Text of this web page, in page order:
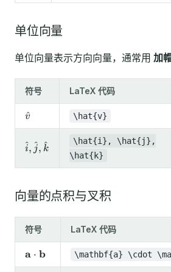
单位向量
单位向量表示方向向量，通常用 加
符号 LaTeX 代码
\hat{v}
v
^ \hat{v}
\hat{i},
\hat{k}
i
^, j
^, k
^
\hat{i}, \hat{j},
\hat{k}
向量的点积与叉积
符号 LaTeX 代码
\mathbf{a}
\cdot
a ⋅ b \mathbf{a} \cdot